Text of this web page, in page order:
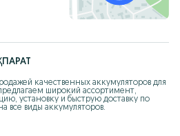
качественных аккумуляторов для
широкий ассортимент,
установку и быструю доставку по
все виды аккумуляторов.